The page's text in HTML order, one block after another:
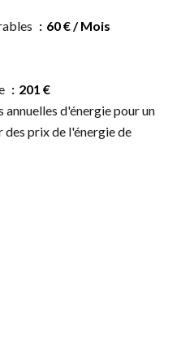
60 € / Mois
201 €
d'énergie pour un
prix de l'énergie de